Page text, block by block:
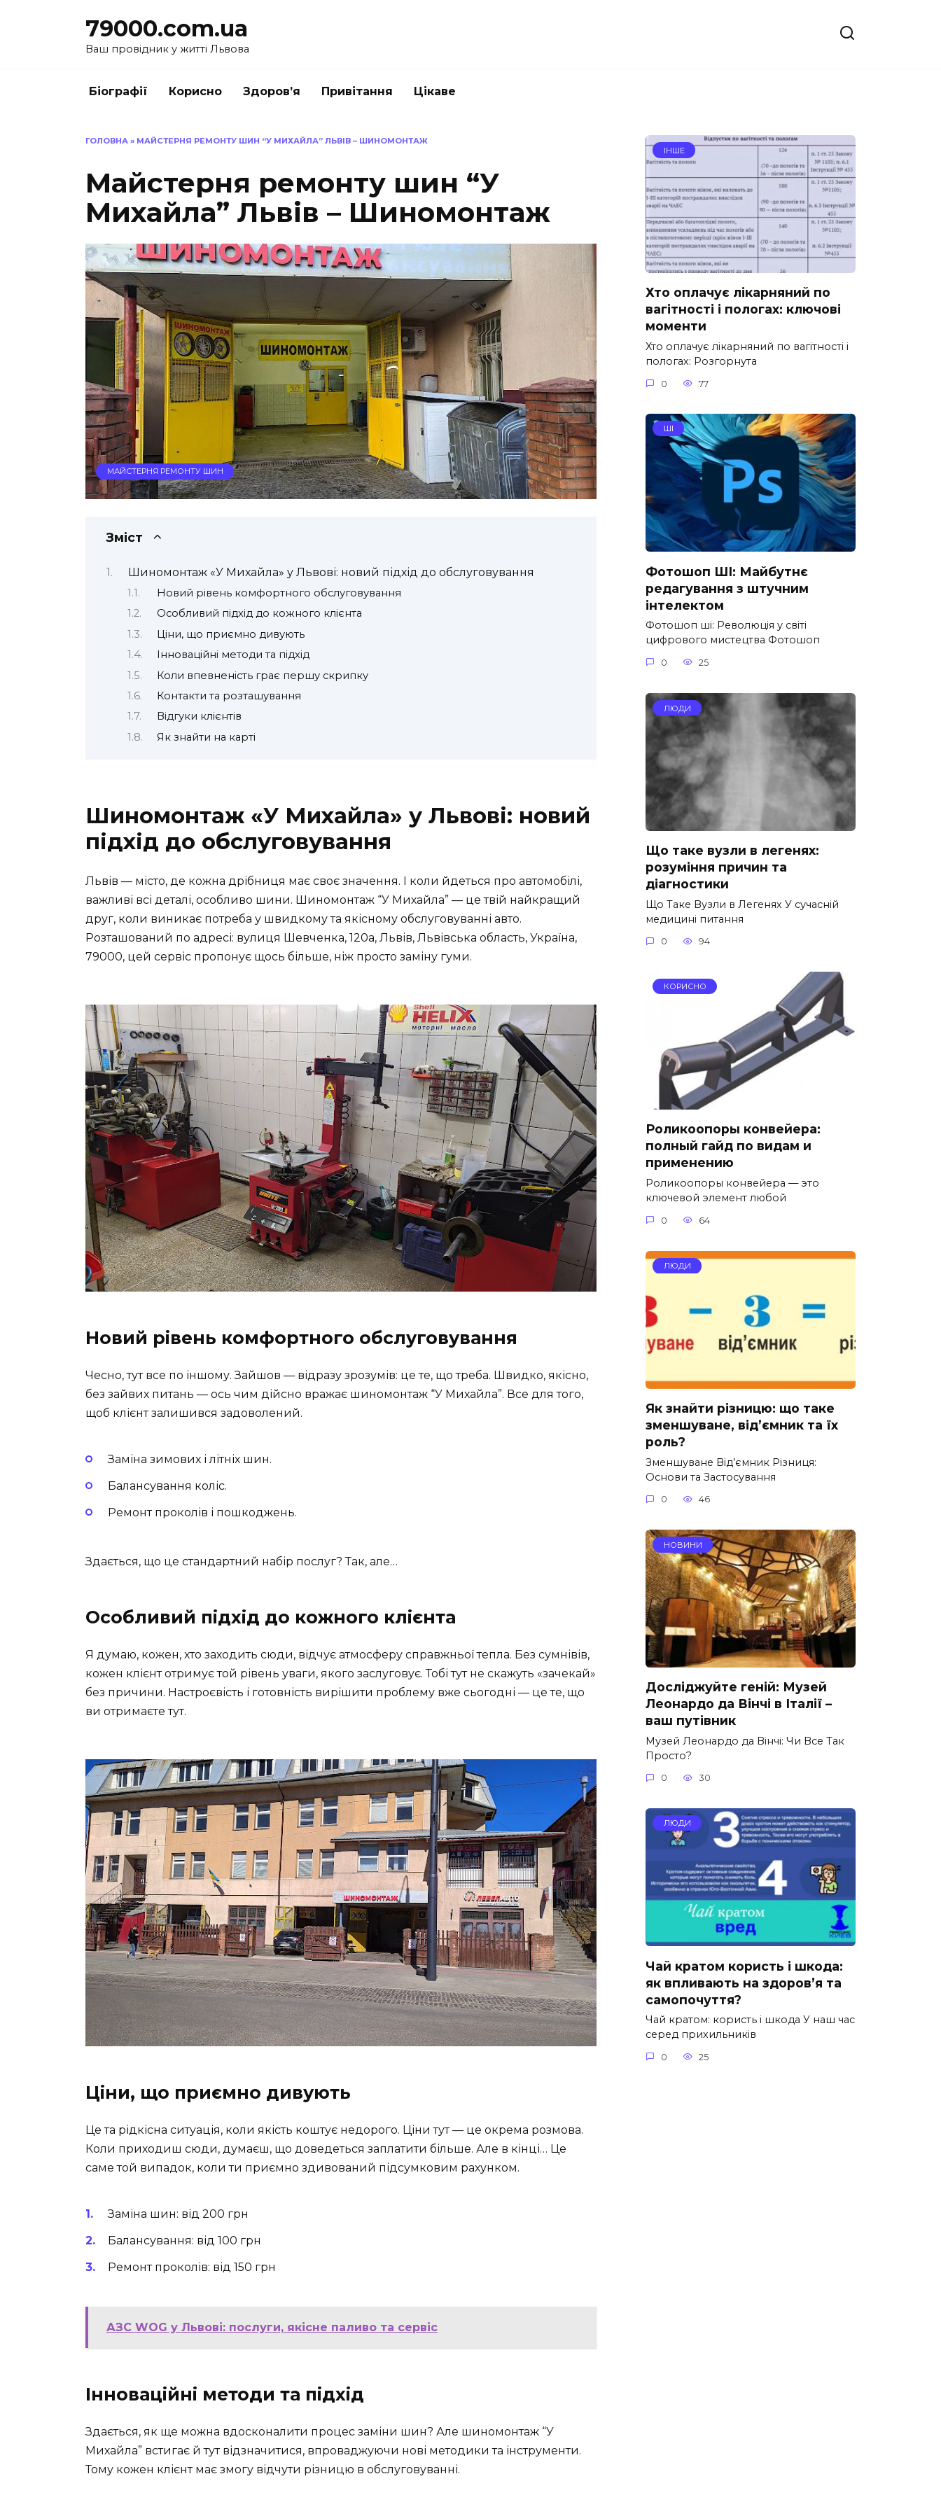
79000.com.ua
Ваш провідник у житті Львова
Біографії Корисно Здоров’я Привітання Цікаве
ГОЛОВНА » МАЙСТЕРНЯ РЕМОНТУ ШИН “У МИХАЙЛА” ЛЬВІВ – ШИНОМОНТАЖ
Майстерня ремонту шин “У
Михайла” Львів – Шиномонтаж
МАЙСТЕРНЯ РЕМОНТУ ШИН
Зміст
Шиномонтаж «У Михайла» у Львові: новий підхід до обслуговування
Новий рівень комфортного обслуговування
Особливий підхід до кожного клієнта
Ціни, що приємно дивують
Інноваційні методи та підхід
Коли впевненість грає першу скрипку
Контакти та розташування
Відгуки клієнтів
Як знайти на карті
Шиномонтаж «У Михайла» у Львові: новий
підхід до обслуговування
Львів — місто, де кожна дрібниця має своє значення. І коли йдеться про автомобілі,
важливі всі деталі, особливо шини. Шиномонтаж “У Михайла” — це твій найкращий
друг, коли виникає потреба у швидкому та якісному обслуговуванні авто.
Розташований по адресі: вулиця Шевченка, 120а, Львів, Львівська область, Україна,
79000, цей сервіс пропонує щось більше, ніж просто заміну гуми.
Новий рівень комфортного обслуговування
Чесно, тут все по іншому. Зайшов — відразу зрозумів: це те, що треба. Швидко, якісно,
без зайвих питань — ось чим дійсно вражає шиномонтаж “У Михайла”. Все для того,
щоб клієнт залишився задоволений.
Заміна зимових і літніх шин.
Балансування коліс.
Ремонт проколів і пошкоджень.
Здається, що це стандартний набір послуг? Так, але…
Особливий підхід до кожного клієнта
Я думаю, кожен, хто заходить сюди, відчує атмосферу справжньої тепла. Без сумнівів,
кожен клієнт отримує той рівень уваги, якого заслуговує. Тобі тут не скажуть «зачекай»
без причини. Настроєвість і готовність вирішити проблему вже сьогодні — це те, що
ви отримаєте тут.
Ціни, що приємно дивують
Це та рідкісна ситуація, коли якість коштує недорого. Ціни тут — це окрема розмова.
Коли приходиш сюди, думаєш, що доведеться заплатити більше. Але в кінці… Це
саме той випадок, коли ти приємно здивований підсумковим рахунком.
Заміна шин: від 200 грн
Балансування: від 100 грн
Ремонт проколів: від 150 грн
АЗС WOG у Львові: послуги, якісне паливо та сервіс
Інноваційні методи та підхід
Здається, як ще можна вдосконалити процес заміни шин? Але шиномонтаж “У
Михайла” встигає й тут відзначитися, впроваджуючи нові методики та інструменти.
Тому кожен клієнт має змогу відчути різницю в обслуговуванні.
ІНШЕ
Хто оплачує лікарняний по
вагітності і пологах: ключові
моменти
Хто оплачує лікарняний по вагітності і
пологах: Розгорнута
0 77
ШІ
Фотошоп ШІ: Майбутнє
редагування з штучним
інтелектом
Фотошоп ші: Революція у світі
цифрового мистецтва Фотошоп
0 25
ЛЮДИ
Що таке вузли в легенях:
розуміння причин та
діагностики
Що Таке Вузли в Легенях У сучасній
медицині питання
0 94
КОРИСНО
Роликоопоры конвейера:
полный гайд по видам и
применению
Роликоопоры конвейера — это
ключевой элемент любой
0 64
ЛЮДИ
Як знайти різницю: що таке
зменшуване, від’ємник та їх
роль?
Зменшуване Від’ємник Різниця:
Основи та Застосування
0 46
НОВИНИ
Досліджуйте геній: Музей
Леонардо да Вінчі в Італії –
ваш путівник
Музей Леонардо да Вінчі: Чи Все Так
Просто?
0 30
ЛЮДИ
Чай кратом користь і шкода:
як впливають на здоров’я та
самопочуття?
Чай кратом: користь і шкода У наш час
серед прихильників
0 25